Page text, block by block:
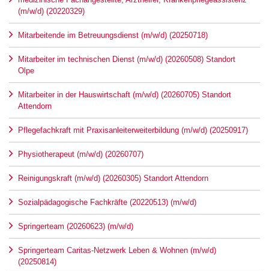
(m/w/d) (20220329)
Mitarbeitende im Betreuungsdienst (m/w/d) (20250718)
Mitarbeiter im technischen Dienst (m/w/d) (20260508) Standort
Olpe
Mitarbeiter in der Hauswirtschaft (m/w/d) (20260705) Standort
Attendorn
Pflegefachkraft mit Praxisanleiterweiterbildung (m/w/d) (20250917)
Physiotherapeut (m/w/d) (20260707)
Reinigungskraft (m/w/d) (20260305) Standort Attendorn
Sozialpädagogische Fachkräfte (20220513) (m/w/d)
Springerteam (20260623) (m/w/d)
Springerteam Caritas-Netzwerk Leben & Wohnen (m/w/d)
(20250814)